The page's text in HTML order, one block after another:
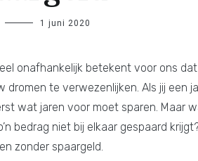
1 juni 2020
onafhankelijk betekent voor ons
dromen te verwezenlijken. Als jij een
wat jaren voor moet sparen. Maar
bedrag niet bij elkaar gespaard
zonder spaargeld.